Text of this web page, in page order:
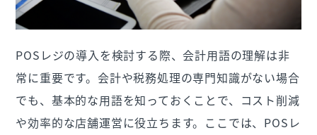
POSレジの導入を検討する際、会計用語の理解は非
常に重要です。会計や税務処理の専門知識がない場合
でも、基本的な用語を知っておくことで、コスト削減
や効率的な店舗運営に役立ちます。ここでは、POSレ